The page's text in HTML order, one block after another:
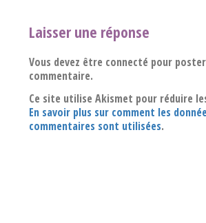
Laisser une réponse
Vous devez être connecté pour
commentaire.
Ce site utilise Akismet pour réduire
En savoir plus sur comment les
commentaires sont utilisées.